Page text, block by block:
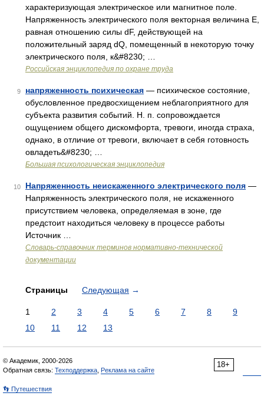
характеризующая электрическое или магнитное поле.
Напряженность электрического поля векторная величина Е,
равная отношению силы dF, действующей на
положительный заряд dQ, помещенный в некоторую точку
электрического поля, к&#8230; …
Российская энциклопедия по охране труда
9 напряженность психическая — психическое состояние,
обусловленное предвосхищением неблагоприятного для
субъекта развития событий. Н. п. сопровождается
ощущением общего дискомфорта, тревоги, иногда страха,
однако, в отличие от тревоги, включает в себя готовность
овладеть&#8230; …
Большая психологическая энциклопедия
10 Напряженность неискаженного электрического поля —
Напряженность электрического поля, не искаженного
присутствием человека, определяемая в зоне, где
предстоит находиться человеку в процессе работы
Источник …
Словарь-справочник терминов нормативно-технической
документации
Страницы Следующая →
1 2 3 4 5 6 7 8
9
10
11 12 13
18+
© Академик, 2000-2026
Обратная связь: Техподдержка Реклама на сайте
👣 Путешествия